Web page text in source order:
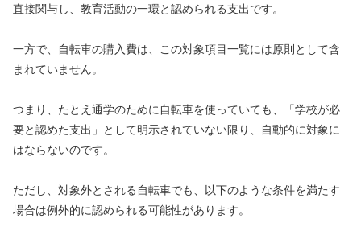
直接関与し、教育活動の一環と認められる支出です。
一方で、自転車の購入費は、この対象項目一覧には原則として含
まれていません。
つまり、たとえ通学のために自転車を使っていても、「学校が必
要と認めた支出」として明示されていない限り、自動的に対象に
はならないのです。
ただし、対象外とされる自転車でも、以下のような条件を満たす
場合は例外的に認められる可能性があります。